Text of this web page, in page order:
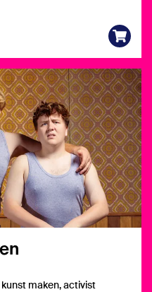
maken, activist